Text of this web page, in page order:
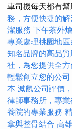
車司機每天都有幫
務，方便快捷的解
潔服務 下午茶外
專業處理桃園地
知名品牌的高品質
社，為您提供全
輕鬆創立您的公司
本 滅鼠公司評價
律師事務所，專
養院的專業服務
拿與整骨結合 高